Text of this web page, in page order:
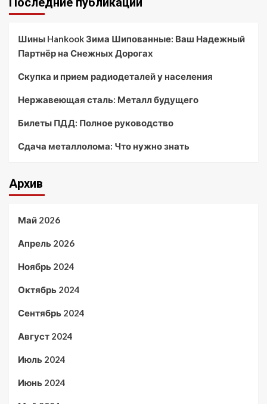
Шины Hankook Зима Шипованные: Ваш Надежный
Партнёр на Снежных Дорогах
Скупка и прием радиодеталей у населения
Нержавеющая сталь: Металл будущего
Билеты ПДД: Полное руководство
Сдача металлолома: Что нужно знать
Архив
Май 2026
Апрель 2026
Ноябрь 2024
Октябрь 2024
Сентябрь 2024
Август 2024
Июль 2024
Июнь 2024